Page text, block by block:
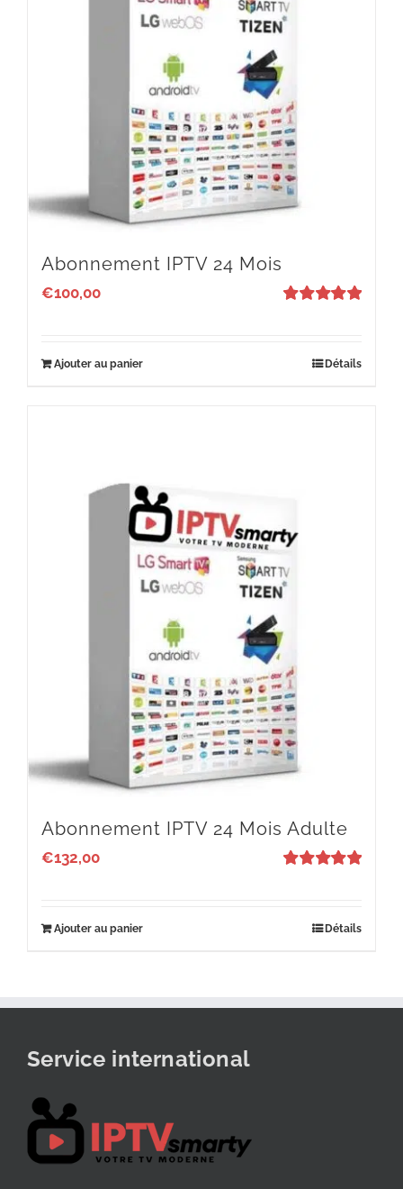
Abonnement IPTV 24 Mois
€100,00
Ajouter au panier Détails
Abonnement IPTV 24 Mois Adulte
€132,00
Ajouter au panier Détails
Service international